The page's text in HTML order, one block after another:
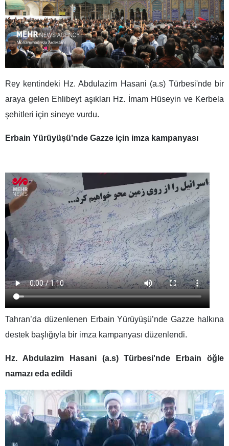
Rey kentindeki Hz. Abdulazim Hasani (a.s) Türbesi'nde bir
araya gelen Ehlibeyt aşıkları Hz. İmam Hüseyin ve Kerbela
şehitleri için sineye vurdu.
Erbain Yürüyüşü’nde Gazze için imza kampanyası
Tahran’da düzenlenen Erbain Yürüyüşü’nde Gazze halkına
destek başlığıyla bir imza kampanyası düzenlendi.
Hz. Abdulazim Hasani (a.s) Türbesi'nde Erbain öğle
namazı eda edildi